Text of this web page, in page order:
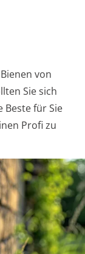
von
Sie sich
Beste für Sie
Profi zu